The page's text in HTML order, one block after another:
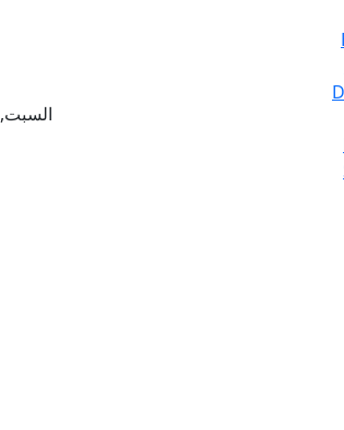
السبت, 08 أغسطس 2026 – 24 صفر 1448 هـ